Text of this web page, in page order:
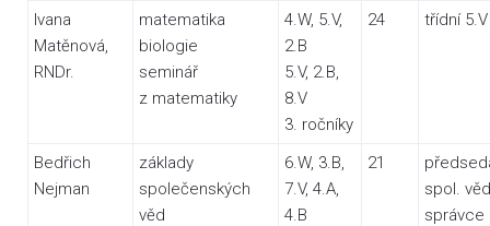
Ivana
Matěnová,
RNDr.
matematika
biologie
seminář
z matematiky
4.W, 5.V,
2.B
5.V, 2.B,
8.V
3. ročníky
24 třídní 5.V
Bedřich
Nejman
základy
společenských
věd
6.W, 3.B,
7.V, 4.A,
4.B
21
spol. věd
správce